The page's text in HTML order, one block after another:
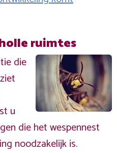
ruimtes
die
u
die het wespennest
noodzakelijk is.